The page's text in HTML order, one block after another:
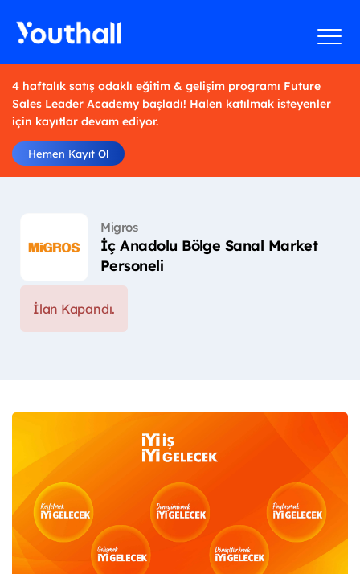
4 haftalık satış odaklı eğitim & gelişim programı Future
Sales Leader Academy başladı! Halen katılmak isteyenler
için kayıtlar devam ediyor.
Hemen Kayıt Ol
Migros
İç Anadolu Bölge Sanal Market
Personeli
İlan Kapandı.